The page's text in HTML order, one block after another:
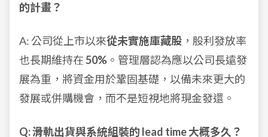
的計畫？
A: 公司從上市以來從未實施庫藏股 ，股利發放率
也長期維持在50% 。管理層認為應以公司長遠發
展為重，將資金用於鞏固基礎，以備未來更大的
發展或併購機會，而不是短視地將現金發還。
Q: 滑軌出貨與系統組裝的 lead time 大概多久？